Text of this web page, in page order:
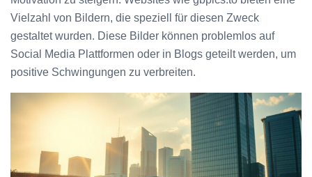
Vielzahl von Bildern, die speziell für diesen Zweck
gestaltet wurden. Diese Bilder können problemlos auf
Social Media Plattformen oder in Blogs geteilt werden, um
positive Schwingungen zu verbreiten.